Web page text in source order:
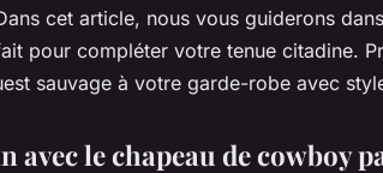
cet article, nous vous guiderons
pour compléter votre tenue citadine.
sauvage à votre garde-robe avec
avec le chapeau de cowboy